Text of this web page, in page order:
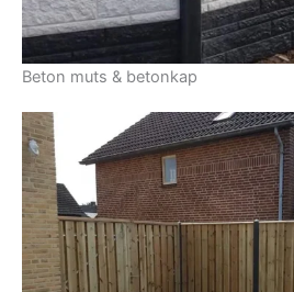
Beton muts & betonkap